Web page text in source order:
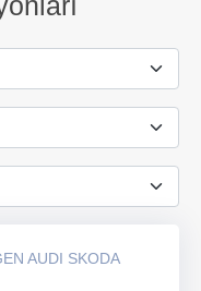
AUDI SKODA